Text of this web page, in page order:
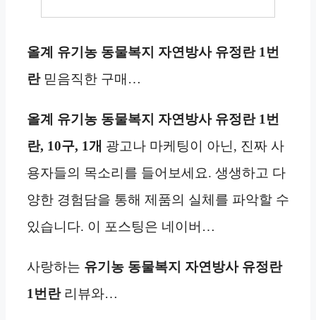
올계 유기농 동물복지 자연방사 유정란 1번
란믿음직한 구매…
올계 유기농 동물복지 자연방사 유정란 1번
란, 10구, 1개 광고나 마케팅이 아닌, 진짜 사
용자들의 목소리를 들어보세요. 생생하고 다
양한 경험담을 통해 제품의 실체를 파악할 수
있습니다. 이 포스팅은 네이버…
사랑하는 유기농 동물복지 자연방사 유정란
1번란리뷰와…